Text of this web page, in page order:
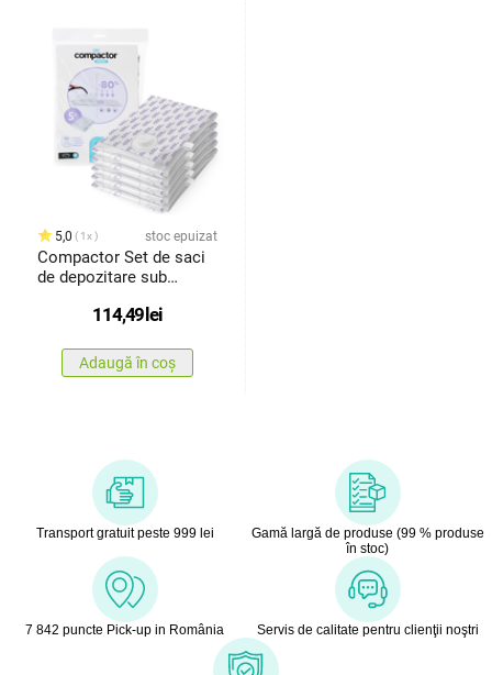
5,0 1x stoc epuizat
Compactor Set de saci
de depozitare sub
100 l, 70 x 100 cm, 5
114,49 lei
Adaugă în coș
Transport gratuit peste 999 lei
Gamă largă de produse (99 % produse
în stoc)
7 842 puncte Pick-up in România Servis de calitate pentru clienţii noştri